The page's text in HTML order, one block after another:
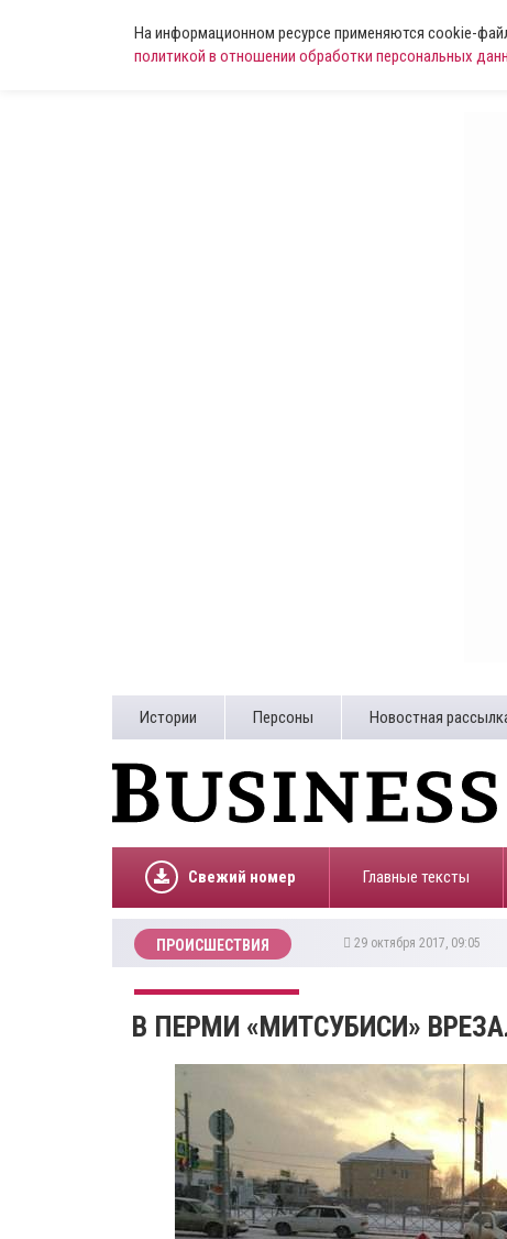
На информационном ресурсе применяются cookie-
политикой в отношении обработки персональных
Истории Персоны Новостная
Свежий номер Главные тексты
ПРОИСШЕСТВИЯ 29 октября 2017, 09:05
В ПЕРМИ «МИТСУБИСИ»